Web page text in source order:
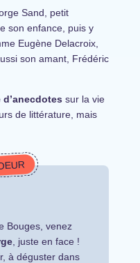
Sand, petit
son enfance, puis y
Eugène Delacroix,
son amant, Frédéric
d’anecdotes sur la vie
de littérature, mais
Bouges, venez
, juste en face !
à déguster dans